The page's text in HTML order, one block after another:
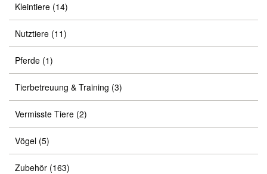
Kleintiere (14)
Nutztiere (11)
Pferde (1)
Tierbetreuung & Training (3)
Vermisste Tiere (2)
Vögel (5)
Zubehör (163)